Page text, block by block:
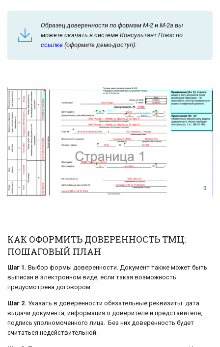
Образец доверенности по формам М-2 и М-2а вы
можете скачать в системе Консультант Плюс по
ссылке (оформите демо-доступ):
КАК ОФОРМИТЬ ДОВЕРЕННОСТЬ ТМЦ:
ПОШАГОВЫЙ ПЛАН
Шаг 1. Выбор формы доверенности. Документ также может быть
выписан в электронном виде, если такая возможность
предусмотрена договором.
Шаг 2. Указать в доверенности обязательные реквизиты: дата
выдачи документа, информация о доверителе и представителе,
подпись уполномоченного лица. Без них доверенность будет
считаться недействительной.